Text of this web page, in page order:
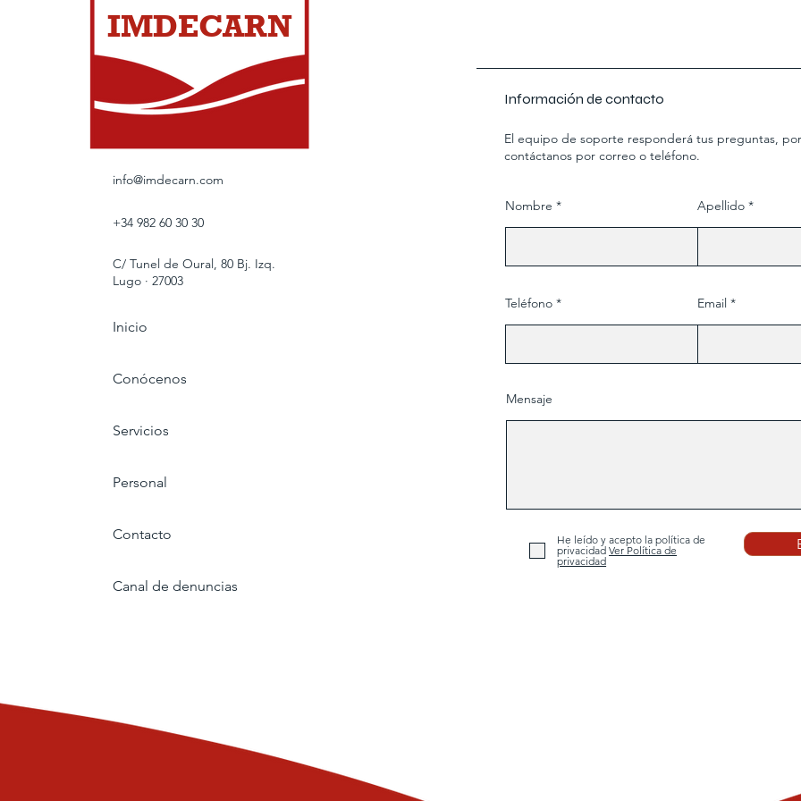
IMDECARN
info@imdecarn.com
+34 982 60 30 30
C/ Tunel de Oural, 80 Bj. Izq.
Lugo · 27003
Inicio
Conócenos
Servicios
Personal
Contacto
Canal de denuncias
Información de contacto
El equipo de soporte responderá tus preguntas,
contáctanos por correo o teléfono.
Nombre Apellido
Teléfono Email
Mensaje
He leído y acepto la política de
privacidad Ver Política de
privacidad